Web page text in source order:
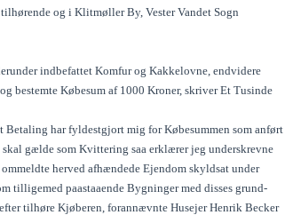
og i Klitmøller By, Vester Vandet Sogn
indbefattet Komfur og Kakkelovne, endvidere
bestemte Købesum af 1000 Kroner, skriver Et Tusinde
har fyldestgjort mig for Købesummen som anført
gælde som Kvittering saa erklærer jeg underskrevne
herved afhændede Ejendom skyldsat under
tilligemed paastaaende Bygninger med disses grund-
tilhøre Kjøberen, forannævnte Husejer Henrik Becker